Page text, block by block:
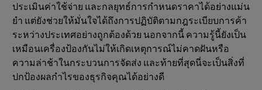
ประเมินค่าใช้จ่าย และกลยุทธ์การกําหนดราคาได้อย่างแม่น
ยํา แต่ยังช่วยให้มั่นใจได้ถึงการปฏิบัติตามกฎระเบียบการค้า
ระหว่างประเทศอย่างถูกต้องด้วย นอกจากนี้ ความรู้นี้ยังเป็น
เหมือนเครื่องป้องกันไม่ให้เกิดเหตุการณ์ไม่คาดฝันหรือ
ความล่าช้าในกระบวนการจัดส่ง และท้ายที่สุดนี่จะเป็นสิ่งที่
ปกป้องผลกําไรของธุรกิจคุณได้อย่างดี